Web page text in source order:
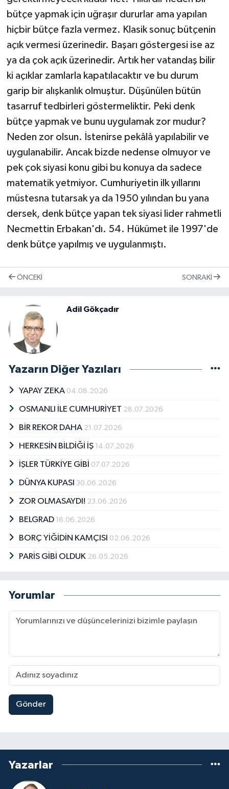
bütçe yapmak için uğraşır dururlar ama yapılan
hiçbir bütçe fazla vermez. Klasik sonuç bütçenin
açık vermesi üzerinedir. Başarı göstergesi ise az
ya da çok açık üzerinedir. Artık her vatandaş bilir
ki açıklar zamlarla kapatılacaktır ve bu durum
garip bir alışkanlık olmuştur. Düşünülen bütün
tasarruf tedbirleri göstermeliktir. Peki denk
bütçe yapmak ve bunu uygulamak zor mudur?
Neden zor olsun. İstenirse pekâlâ yapılabilir ve
uygulanabilir. Ancak bizde nedense olmuyor ve
pek çok siyasi konu gibi bu konuya da sadece
matematik yetmiyor. Cumhuriyetin ilk yıllarını
müstesna tutarsak ya da 1950 yılından bu yana
dersek, denk bütçe yapan tek siyasi lider rahmetli
Necmettin Erbakan'dı. 54. Hükümet ile 1997'de
denk bütçe yapılmış ve uygulanmıştı.
ÖNCEKI SONRAKI
Adil Gökçadır
Yazarın Diğer Yazıları
YAPAY ZEKA 04.08.2026
OSMANLI İLE CUMHURİYET 28.07.2026
BİR REKOR DAHA 21.07.2026
HERKESİN BİLDİĞİ İŞ 14.07.2026
İŞLER TÜRKİYE GİBİ 07.07.2026
DÜNYA KUPASI 30.06.2026
ZOR OLMASAYDI! 23.06.2026
BELGRAD 16.06.2026
BORÇ YİĞİDİN KAMÇISI 02.06.2026
PARİS GİBİ OLDUK 26.05.2026
Yorumlar
Gönder
Yazarlar